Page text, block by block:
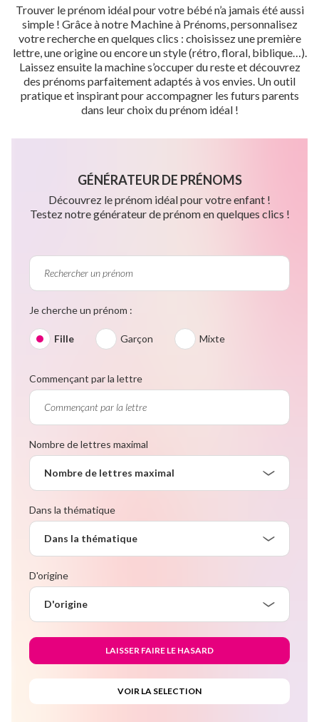
Trouver le prénom idéal pour votre bébé n’a jamais été aussi
simple ! Grâce à notre Machine à Prénoms, personnalisez
votre recherche en quelques clics : choisissez une première
lettre, une origine ou encore un style (rétro, floral, biblique…).
Laissez ensuite la machine s’occuper du reste et découvrez
des prénoms parfaitement adaptés à vos envies. Un outil
pratique et inspirant pour accompagner les futurs parents
dans leur choix du prénom idéal !
GÉNÉRATEUR DE PRÉNOMS
Découvrez le prénom idéal pour votre enfant !
Testez notre générateur de prénom en quelques clics !
Je cherche un prénom :
Fille Garçon Mixte
Commençant par la lettre
Nombre de lettres maximal
Nombre de lettres maximal
Dans la thématique
Dans la thématique
D'origine
D'origine